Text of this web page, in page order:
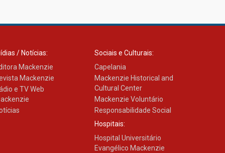
educação superior
/ Notícias:
Mackenzie
Mackenzie
e TV Web
Sociais e Culturais:
Capelania
Mackenzie Historical and
Cultural Center
Mackenzie Voluntário
Responsabilidade Social
Hospitais:
Hospital Universitário
Evangélico Mackenzie